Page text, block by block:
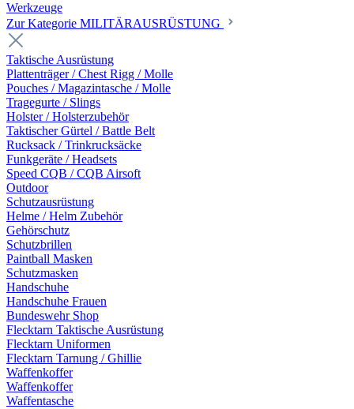
Werkzeuge
Zur Kategorie MILITÄRAUSRÜSTUNG
Taktische Ausrüstung
Plattenträger / Chest Rigg / Molle
Pouches / Magazintasche / Molle
Tragegurte / Slings
Holster / Holsterzubehör
Taktischer Gürtel / Battle Belt
Rucksack / Trinkrucksäcke
Funkgeräte / Headsets
Speed CQB / CQB Airsoft
Outdoor
Schutzausrüstung
Helme / Helm Zubehör
Gehörschutz
Schutzbrillen
Paintball Masken
Schutzmasken
Handschuhe
Handschuhe Frauen
Bundeswehr Shop
Flecktarn Taktische Ausrüstung
Flecktarn Uniformen
Flecktarn Tarnung / Ghillie
Waffenkoffer
Waffenkoffer
Waffentasche